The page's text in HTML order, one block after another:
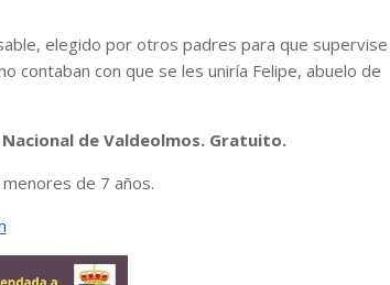
elegido por otros padres para que supervise
contaban con que se les uniría Felipe, abuelo de
de Valdeolmos. Gratuito.
de 7 años.